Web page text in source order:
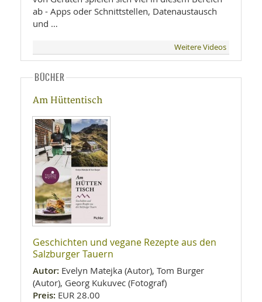
ab - Apps oder Schnittstellen, Datenaustausch
und …
Weitere Videos
BÜCHER
Am Hüttentisch
Geschichten und vegane Rezepte aus den
Salzburger Tauern
Autor: Evelyn Matejka (Autor), Tom Burger
(Autor), Georg Kukuvec (Fotograf)
Preis: EUR 28.00